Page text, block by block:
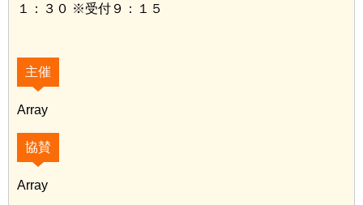
１：３０ ※受付９：１５
主催
Array
協賛
Array